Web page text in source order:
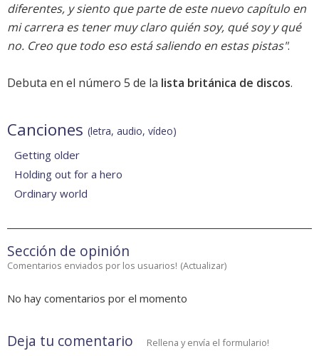
diferentes, y siento que parte de este nuevo capítulo en
mi carrera es tener muy claro quién soy, qué soy y qué
no. Creo que todo eso está saliendo en estas pistas".
Debuta en el número 5 de la lista británica de discos.
Canciones (letra, audio, vídeo)
Getting older
Holding out for a hero
Ordinary world
Sección de opinión
Comentarios enviados por los usuarios! (Actualizar)
No hay comentarios por el momento
Deja tu comentario Rellena y envía el formulario!